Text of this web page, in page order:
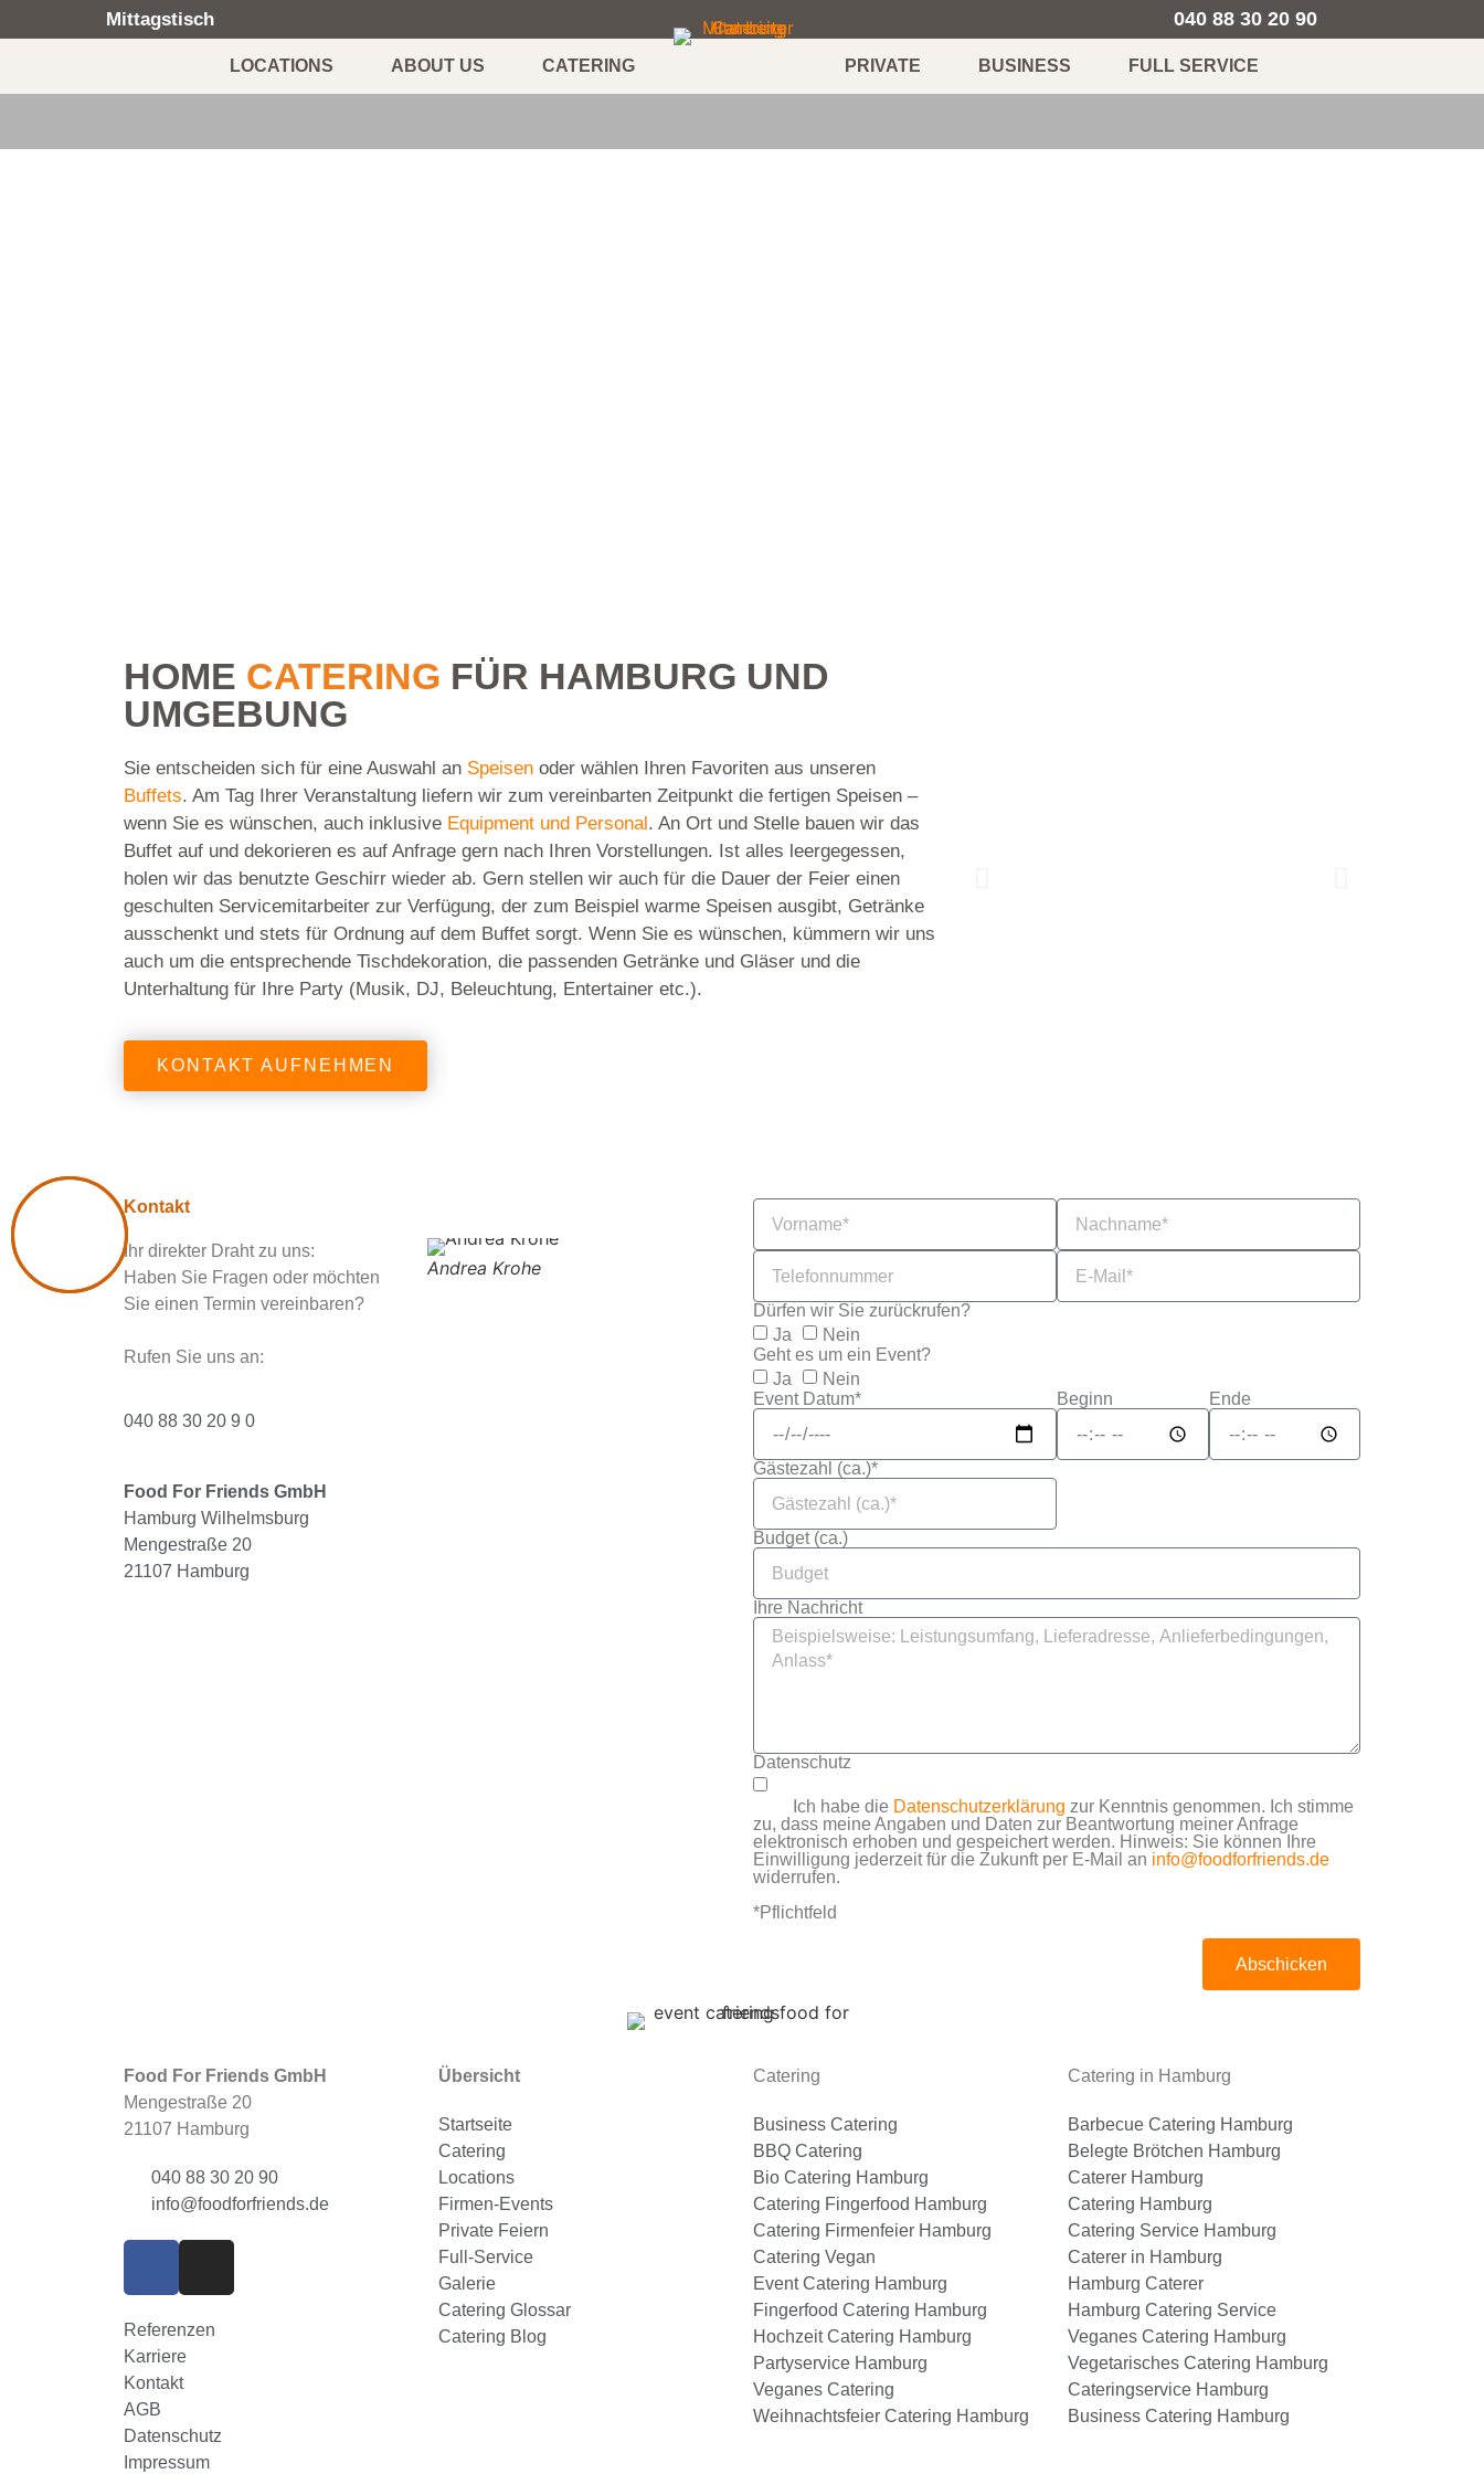
Mittagstisch 040 88 30 20 90
LOCATIONS ABOUT US CATERING PRIVATE BUSINESS FULL SERVICE
HOME CATERING FÜR HAMBURG UND
UMGEBUNG
Sie entscheiden sich für eine Auswahl an Speisen oder wählen Ihren Favoriten aus unseren
Buffets. Am Tag Ihrer Veranstaltung liefern wir zum vereinbarten Zeitpunkt die fertigen Speisen –
wenn Sie es wünschen, auch inklusive Equipment und Personal. An Ort und Stelle bauen wir das
Buffet auf und dekorieren es auf Anfrage gern nach Ihren Vorstellungen. Ist alles leergegessen,
holen wir das benutzte Geschirr wieder ab. Gern stellen wir auch für die Dauer der Feier einen
geschulten Servicemitarbeiter zur Verfügung, der zum Beispiel warme Speisen ausgibt, Getränke
ausschenkt und stets für Ordnung auf dem Buffet sorgt. Wenn Sie es wünschen, kümmern wir uns
auch um die entsprechende Tischdekoration, die passenden Getränke und Gläser und die
Unterhaltung für Ihre Party (Musik, DJ, Beleuchtung, Entertainer etc.).
KONTAKT AUFNEHMEN
Kontakt
Ihr direkter Draht zu uns:
Haben Sie Fragen oder möchten
Sie einen Termin vereinbaren?
Rufen Sie uns an:
040 88 30 20 9 0
Food For Friends GmbH
Hamburg Wilhelmsburg
Mengestraße 20
21107 Hamburg
Andrea Krohe Malik Ceesay Sabrina Jürgensen
Dürfen wir Sie zurückrufen?
Ja
Nein
Geht es um ein Event?
Ja
Nein
Event Datum*
Beginn Ende
Gästezahl (ca.)*
Budget (ca.)
Ihre Nachricht
Datenschutz
Ich habe die Datenschutzerklärung zur Kenntnis genommen. Ich stimme
zu, dass meine Angaben und Daten zur Beantwortung meiner Anfrage
elektronisch erhoben und gespeichert werden. Hinweis: Sie können Ihre
Einwilligung jederzeit für die Zukunft per E-Mail an info@foodforfriends.de
widerrufen.
*Pflichtfeld
Abschicken
Food For Friends GmbH
Mengestraße 20
21107 Hamburg
040 88 30 20 90
info@foodforfriends.de
Referenzen
Karriere
Kontakt
AGB
Datenschutz
Impressum
Übersicht
Startseite
Catering
Locations
Firmen-Events
Private Feiern
Full-Service
Galerie
Catering Glossar
Catering Blog
Catering
Business Catering
BBQ Catering
Bio Catering Hamburg
Catering Fingerfood Hamburg
Catering Firmenfeier Hamburg
Catering Vegan
Event Catering Hamburg
Fingerfood Catering Hamburg
Hochzeit Catering Hamburg
Partyservice Hamburg
Veganes Catering
Weihnachtsfeier Catering Hamburg
Catering in Hamburg
Barbecue Catering Hamburg
Belegte Brötchen Hamburg
Caterer Hamburg
Catering Hamburg
Catering Service Hamburg
Caterer in Hamburg
Hamburg Caterer
Hamburg Catering Service
Veganes Catering Hamburg
Vegetarisches Catering Hamburg
Cateringservice Hamburg
Business Catering Hamburg